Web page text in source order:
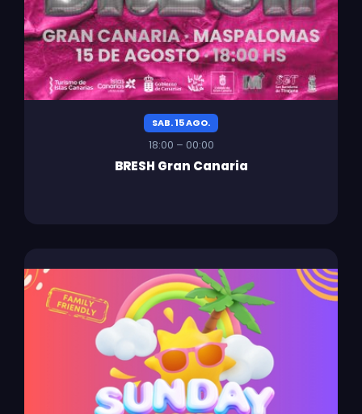
SAB. 15 AGO.
18:00 – 00:00
BRESH Gran Canaria